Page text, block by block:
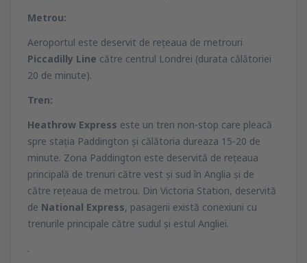
Metrou:
Aeroportul este deservit de reţeaua de metrouri
Piccadilly Line către centrul Londrei (durata călătoriei
20 de minute).
Tren:
Heathrow Express este un tren non-stop care pleacă
spre staţia Paddington şi călătoria dureaza 15-20 de
minute. Zona Paddington este deservită de reţeaua
principală de trenuri către vest şi sud în Anglia şi de
către reţeaua de metrou. Din Victoria Station, deservită
de National Express, pasagerii există conexiuni cu
trenurile principale către sudul şi estul Angliei.
.